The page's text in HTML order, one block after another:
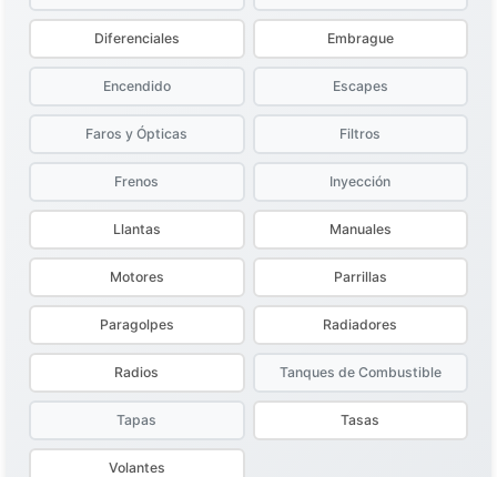
Diferenciales Embrague
Encendido Escapes
Faros y Ópticas Filtros
Frenos Inyección
Llantas Manuales
Motores Parrillas
Paragolpes Radiadores
Radios Tanques de Combustible
Tapas Tasas
Volantes